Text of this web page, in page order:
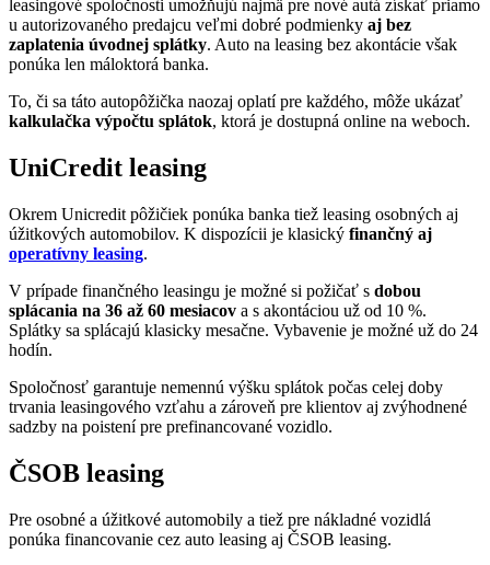
leasingové spoločnosti umožňujú najmä pre nové autá získať priamo
u autorizovaného predajcu veľmi dobré podmienky aj bez
zaplatenia úvodnej splátky. Auto na leasing bez akontácie však
ponúka len máloktorá banka.
To, či sa táto autopôžička naozaj oplatí pre každého, môže ukázať
kalkulačka výpočtu splátok, ktorá je dostupná online na weboch.
UniCredit leasing
Okrem Unicredit pôžičiek ponúka banka tiež leasing osobných aj
úžitkových automobilov. K dispozícii je klasický finančný aj
operatívny leasing.
V prípade finančného leasingu je možné si požičať s dobou
splácania na 36 až 60 mesiacov a s akontáciou už od 10 %.
Splátky sa splácajú klasicky mesačne. Vybavenie je možné už do 24
hodín.
Spoločnosť garantuje nemennú výšku splátok počas celej doby
trvania leasingového vzťahu a zároveň pre klientov aj zvýhodnené
sadzby na poistení pre prefinancované vozidlo.
ČSOB leasing
Pre osobné a úžitkové automobily a tiež pre nákladné vozidlá
ponúka financovanie cez auto leasing aj ČSOB leasing.